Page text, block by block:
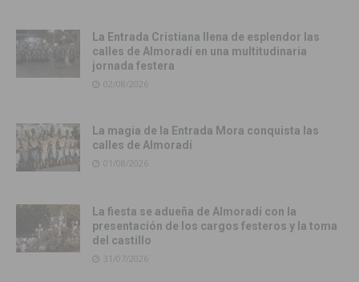
La Entrada Cristiana llena de esplendor las
calles de Almoradí en una multitudinaria
jornada festera
02/08/2026
La magia de la Entrada Mora conquista las
calles de Almoradí
01/08/2026
La fiesta se adueña de Almoradí con la
presentación de los cargos festeros y la toma
del castillo
31/07/2026